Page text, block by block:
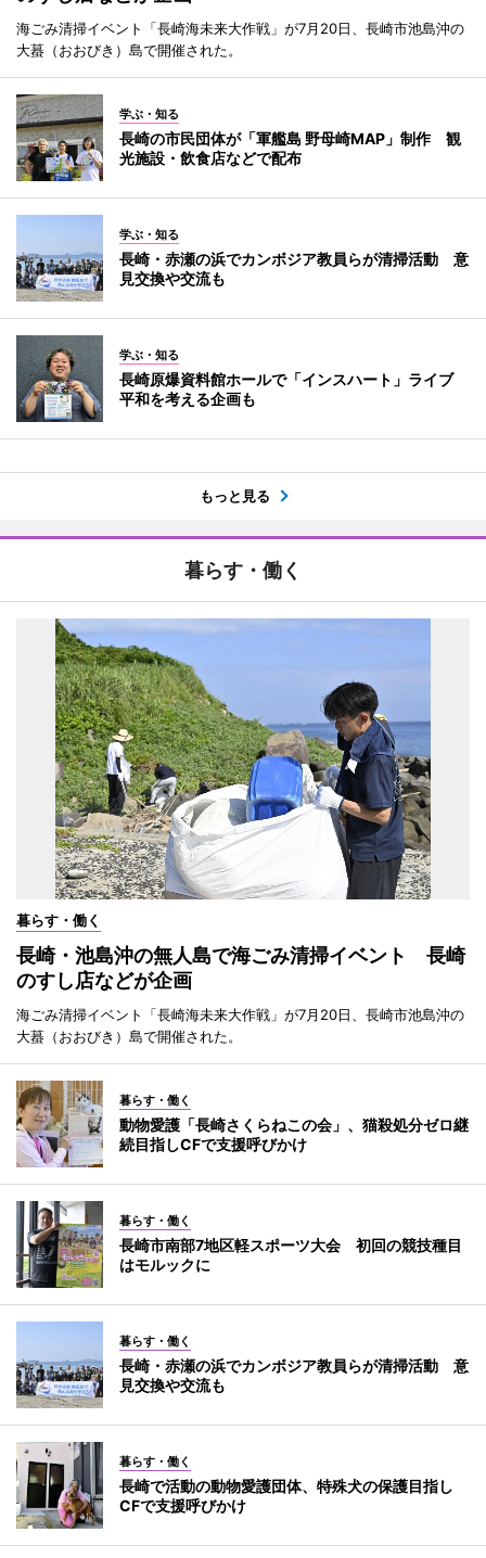
海ごみ清掃イベント「長崎海未来大作戦」が7月20日、長崎市池島沖の
大蟇（おおびき）島で開催された。
学ぶ・知る
長崎の市民団体が「軍艦島 野母崎MAP」制作 観
光施設・飲食店などで配布
学ぶ・知る
長崎・赤瀬の浜でカンボジア教員らが清掃活動 意
見交換や交流も
学ぶ・知る
長崎原爆資料館ホールで「インスハート」ライブ
平和を考える企画も
もっと見る
暮らす・働く
暮らす・働く
長崎・池島沖の無人島で海ごみ清掃イベント 長崎
のすし店などが企画
海ごみ清掃イベント「長崎海未来大作戦」が7月20日、長崎市池島沖の
大蟇（おおびき）島で開催された。
暮らす・働く
動物愛護「長崎さくらねこの会」、猫殺処分ゼロ継
続目指しCFで支援呼びかけ
暮らす・働く
長崎市南部7地区軽スポーツ大会 初回の競技種目
はモルックに
暮らす・働く
長崎・赤瀬の浜でカンボジア教員らが清掃活動 意
見交換や交流も
暮らす・働く
長崎で活動の動物愛護団体、特殊犬の保護目指し
CFで支援呼びかけ